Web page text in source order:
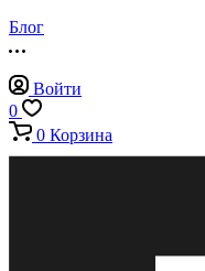
Блог
Войти
0
0 Корзина